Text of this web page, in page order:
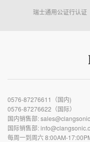
瑞士通用公证行认证
0576-87276611（国内)
0576-87276622（国际）
国内销售部:
国际销售部:
每周一到周六 8:00AM-